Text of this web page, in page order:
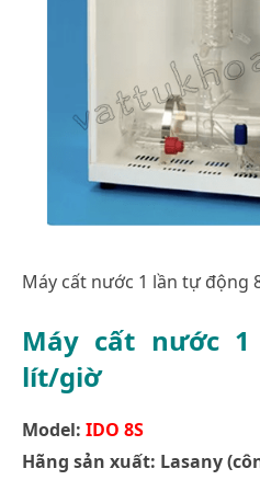
Máy cất nước 1 lần tự động
Máy cất nước
lít/giờ
Model: IDO 8S
Hãng sản xuất: Lasany